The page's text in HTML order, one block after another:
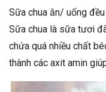
Sữa chua ăn/ uống
Sữa chua là sữa tươi
chứa quá nhiều chất
thành các axit amin